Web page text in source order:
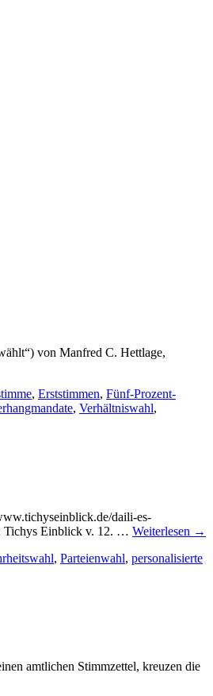
von Manfred C. Hettlage,
, Erststimmen, Fünf-Prozent-
, Verhältniswahl,
daili-es-
Tichys Einblick v. 12. … Weiterlesen →
, Parteienwahl, personalisierte
amtlichen Stimmzettel, kreuzen die